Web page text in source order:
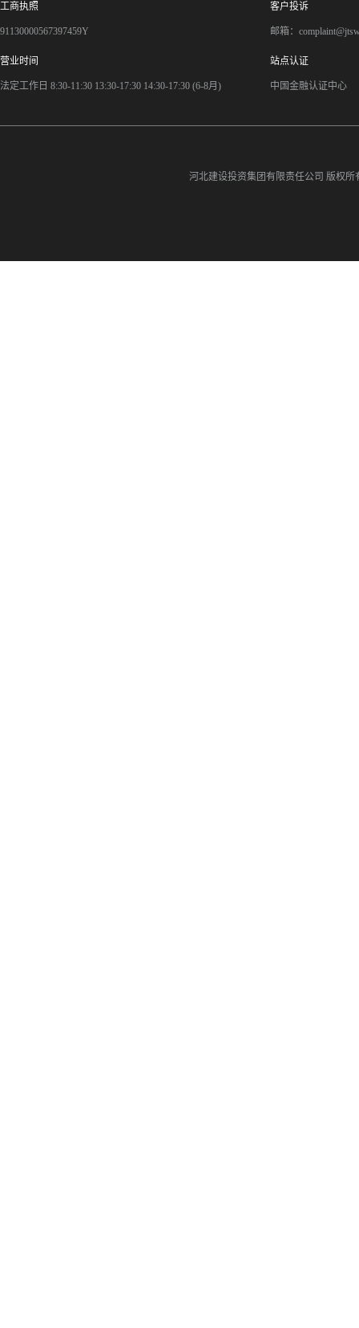
工商执照
91130000567397459Y
客户投诉
邮箱：
营业时间
法定工作日 8:30-11:30 13:30-17:30 14:30-17:30 (6-8月)
站点认证
中国金融认证中心
河北建设投资集团有限责任公司 版权所